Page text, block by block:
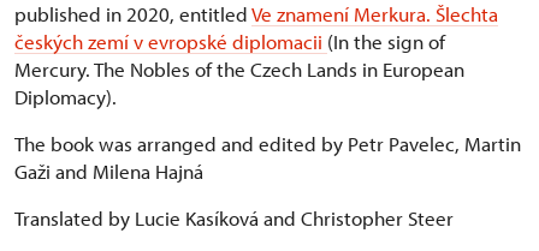
published in 2020, entitledVe znamení Merkura. Šlechta
českých zemí v evropské diplomacii (In the sign of
Mercury. The Nobles of the Czech Lands in European
Diplomacy).
The book was arranged and edited by Petr Pavelec, Martin
Gaži and Milena Hajná
Translated by Lucie Kasíková and Christopher Steer